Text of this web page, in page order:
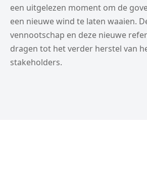
een uitgelezen moment om de
een nieuwe wind te laten waaien.
vennootschap en deze nieuwe
dragen tot het verder herstel van
stakeholders.